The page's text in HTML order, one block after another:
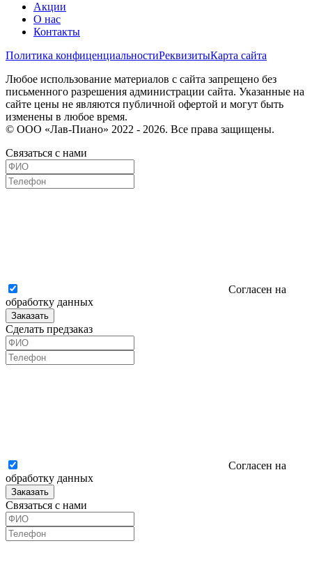
Акции
О нас
Контакты
Политика конфиценциальностиРеквизитыКарта сайта
Любое использование материалов с сайта запрещено без
письменного разрешения администрации сайта. Указанные на
сайте цены не являются публичной офертой и могут быть
изменены в любое время.
© ООО «Лав-Пиано» 2022 - 2026. Все права защищены.
Связаться с нами
Согласен на
обработку данных
Заказать
Сделать предзаказ
Согласен на
обработку данных
Заказать
Связаться с нами